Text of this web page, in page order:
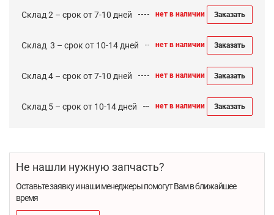
Склад 2 – срок от 7-10 дней нет в наличии Заказать
Cклад 3 – срок от 10-14 дней нет в наличии Заказать
Склад 4 – срок от 7-10 дней нет в наличии Заказать
Склад 5 – срок от 10-14 дней нет в наличии Заказать
Не нашли нужную запчасть?
Оставьте заявку и наши менеджеры помогут Вам в ближайшее
время